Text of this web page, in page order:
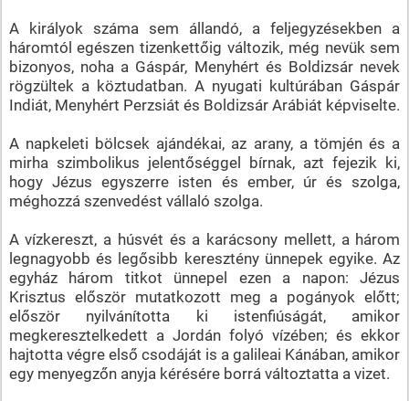
A királyok száma sem állandó, a feljegyzésekben a
háromtól egészen tizenkettőig változik, még nevük sem
bizonyos, noha a Gáspár, Menyhért és Boldizsár nevek
rögzültek a köztudatban. A nyugati kultúrában Gáspár
Indiát, Menyhért Perzsiát és Boldizsár Arábiát képviselte.
A napkeleti bölcsek ajándékai, az arany, a tömjén és a
mirha szimbolikus jelentőséggel bírnak, azt fejezik ki,
hogy Jézus egyszerre isten és ember, úr és szolga,
méghozzá szenvedést vállaló szolga.
A vízkereszt, a húsvét és a karácsony mellett, a három
legnagyobb és legősibb keresztény ünnepek egyike. Az
egyház három titkot ünnepel ezen a napon: Jézus
Krisztus először mutatkozott meg a pogányok előtt;
először nyilvánította ki istenfiúságát, amikor
megkeresztelkedett a Jordán folyó vízében; és ekkor
hajtotta végre első csodáját is a galileai Kánában, amikor
egy menyegzőn anyja kérésére borrá változtatta a vizet.